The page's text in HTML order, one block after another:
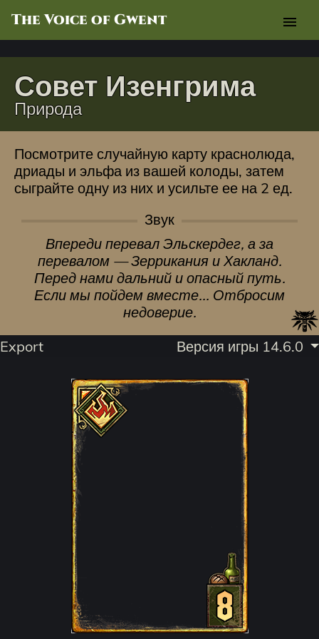
The Voice of Gwent menu
Совет Изенгрима
Природа
Посмотрите случайную карту краснолюда,
дриады и эльфа из вашей колоды, затем
сыграйте одну из них и усильте ее на 2 ед.
Звук
Впереди перевал Эльскердег, а за
перевалом — Зеррикания и Хакланд.
Перед нами дальний и опасный путь.
Если мы пойдем вместе... Отбросим
недоверие.
Export
Версия игры 14.6.0